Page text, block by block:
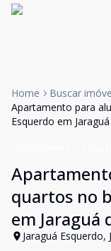
Home
Buscar
Apartamento para
Esquerdo em
quartos no
em Jaraguá
Jaraguá Esquerdo,